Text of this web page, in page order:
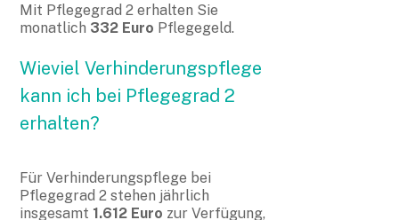
Mit Pflegegrad 2 erhalten Sie
monatlich 332 Euro Pflegegeld.
Wieviel Verhinderungspflege
kann ich bei Pflegegrad 2
erhalten?
Für Verhinderungspflege bei
Pflegegrad 2 stehen jährlich
insgesamt 1.612 Euro zur Verfügung,